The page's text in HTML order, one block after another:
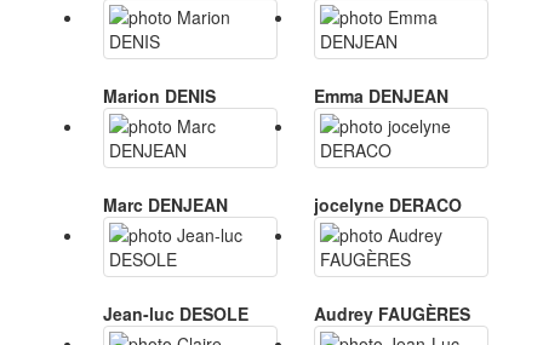
Marion DENIS Emma DENJEAN
Marc DENJEAN jocelyne DERACO
Jean-luc DESOLE Audrey FAUGÈRES